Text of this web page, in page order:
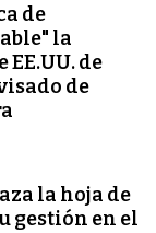
de
la
de
de
la hoja de
gestión en el